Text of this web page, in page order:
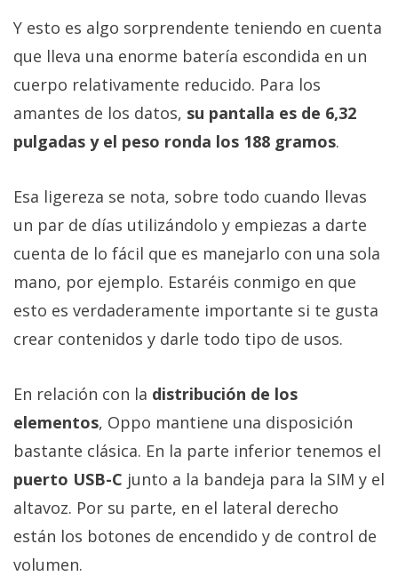
Y esto es algo sorprendente teniendo en cuenta
que lleva una enorme batería escondida en un
cuerpo relativamente reducido. Para los
amantes de los datos, su pantalla es de 6,32
pulgadas y el peso ronda los 188 gramos.
Esa ligereza se nota, sobre todo cuando llevas
un par de días utilizándolo y empiezas a darte
cuenta de lo fácil que es manejarlo con una sola
mano, por ejemplo. Estaréis conmigo en que
esto es verdaderamente importante si te gusta
crear contenidos y darle todo tipo de usos.
En relación con la distribución de los
elementos, Oppo mantiene una disposición
bastante clásica. En la parte inferior tenemos el
puerto USB-C junto a la bandeja para la SIM y el
altavoz. Por su parte, en el lateral derecho
están los botones de encendido y de control de
volumen.